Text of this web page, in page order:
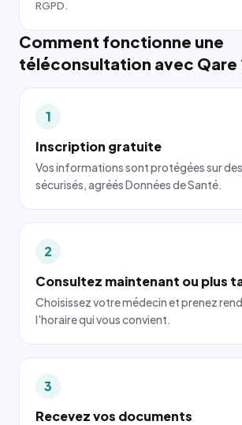
RGPD.
Comment fonctionne une
téléconsultation avec Qare
1
Inscription gratuite
Vos informations sont protégées sur
sécurisés, agréés Données de Santé.
2
Consultez maintenant ou plus
Choisissez votre médecin et prenez
l'horaire qui vous convient.
3
Recevez vos documents